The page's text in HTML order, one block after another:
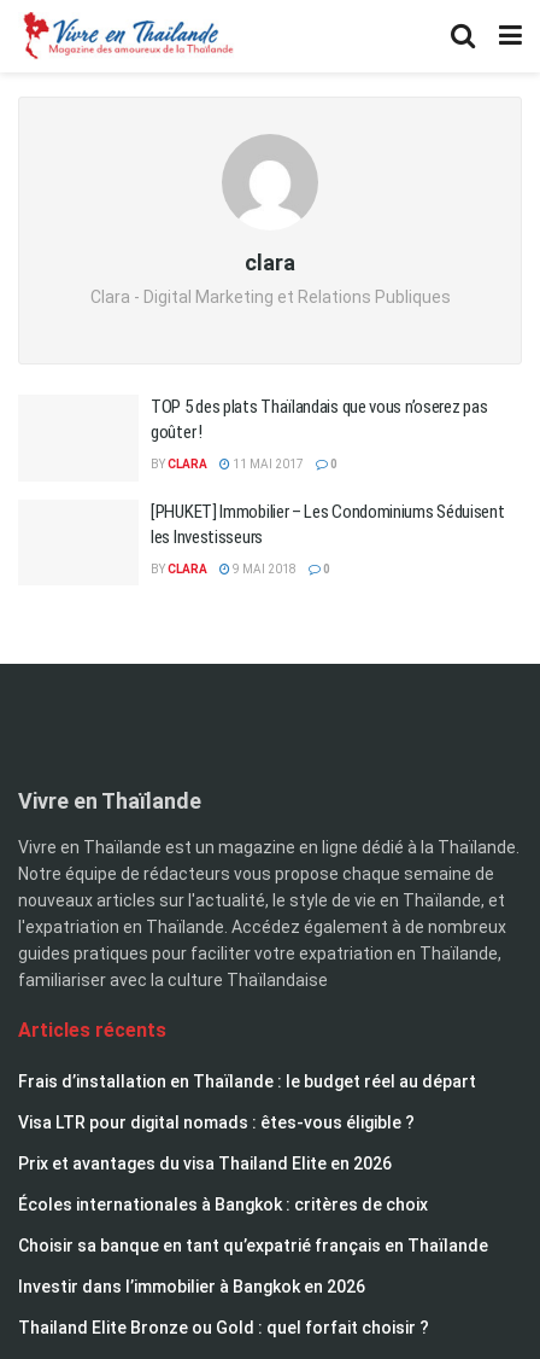
clara
Clara - Digital Marketing et Relations Publiques
TOP 5 des plats Thaïlandais que vous n’oserez pas
goûter !
BYCLARA 11 MAI 2017 0
[PHUKET] Immobilier – Les Condominiums Séduisent
les Investisseurs
BYCLARA 9 MAI 2018 0
Vivre en Thaïlande
Vivre en Thaïlande est un magazine en ligne dédié à la Thaïlande.
Notre équipe de rédacteurs vous propose chaque semaine de
nouveaux articles sur l'actualité, le style de vie en Thaïlande, et
l'expatriation en Thaïlande. Accédez également à de nombreux
guides pratiques pour faciliter votre expatriation en Thaïlande,
familiariser avec la culture Thaïlandaise
Articles récents
Frais d’installation en Thaïlande : le budget réel au départ
Visa LTR pour digital nomads : êtes-vous éligible ?
Prix et avantages du visa Thailand Elite en 2026
Écoles internationales à Bangkok : critères de choix
Choisir sa banque en tant qu’expatrié français en Thaïlande
Investir dans l’immobilier à Bangkok en 2026
Thailand Elite Bronze ou Gold : quel forfait choisir ?